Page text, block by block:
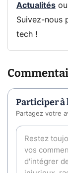
Actualitésou
Suivez-nous
tech !
Participer à
Partagez votre